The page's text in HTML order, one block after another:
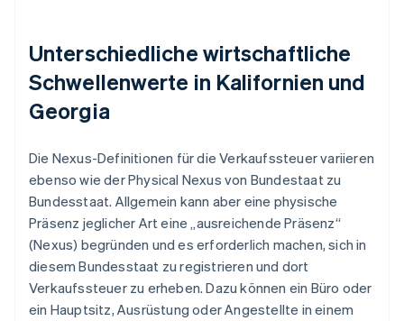
Unterschiedliche wirtschaftliche
Schwellenwerte in Kalifornien und
Georgia
Die Nexus-Definitionen für die Verkaufssteuer variieren
ebenso wie der Physical Nexus von Bundestaat zu
Bundesstaat. Allgemein kann aber eine physische
Präsenz jeglicher Art eine „ausreichende Präsenz“
(Nexus) begründen und es erforderlich machen, sich in
diesem Bundesstaat zu registrieren und dort
Verkaufssteuer zu erheben. Dazu können ein Büro oder
ein Hauptsitz, Ausrüstung oder Angestellte in einem